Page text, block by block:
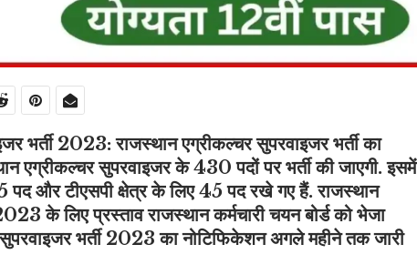
भर्ती 2023: राजस्थान एग्रीकल्चर सुपरवाइजर भर्ती का
एग्रीकल्चर सुपरवाइजर के 430 पदों पर भर्ती की जाएगी. इसमें
पद और टीएसपी क्षेत्र के लिए 45 पद रखे गए हैं. राजस्थान
के लिए प्रस्ताव राजस्थान कर्मचारी चयन बोर्ड को भेजा
भर्ती 2023 का नोटिफिकेशन अगले महीने तक जारी